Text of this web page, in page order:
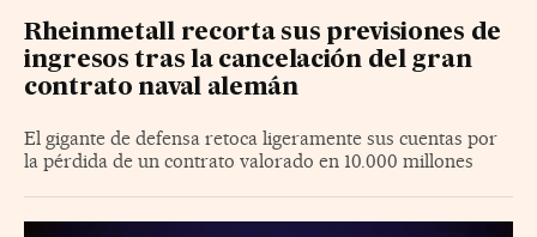
Rheinmetall recorta sus previsiones de
ingresos tras la cancelación del gran
contrato naval alemán
El gigante de defensa retoca ligeramente sus cuentas por
la pérdida de un contrato valorado en 10.000 millones